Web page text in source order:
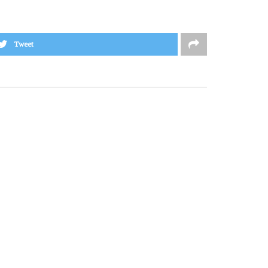
Tweet